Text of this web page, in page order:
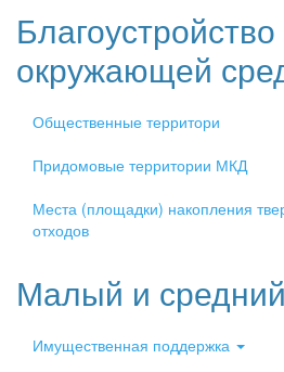
окружающей
Общественные территори
Придомовые территории МКД
Места (площадки) накопления
отходов
Малый и
Имущественная поддержка